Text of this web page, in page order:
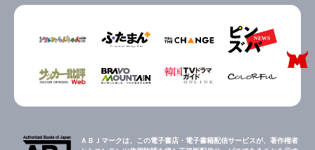
ＡＢＪマークは、この電子書店・電子書籍配信サービスが、著作権者